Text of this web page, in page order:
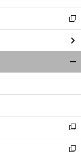
開
く
新
し
い
ウ
ィ
ン
ウ
開
く
新
し
い
新